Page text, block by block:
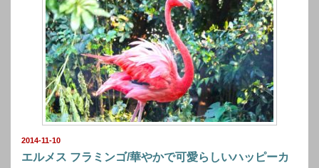
2014-11-10
エルメス フラミンゴ/華やかで可愛らしいハッピーカ